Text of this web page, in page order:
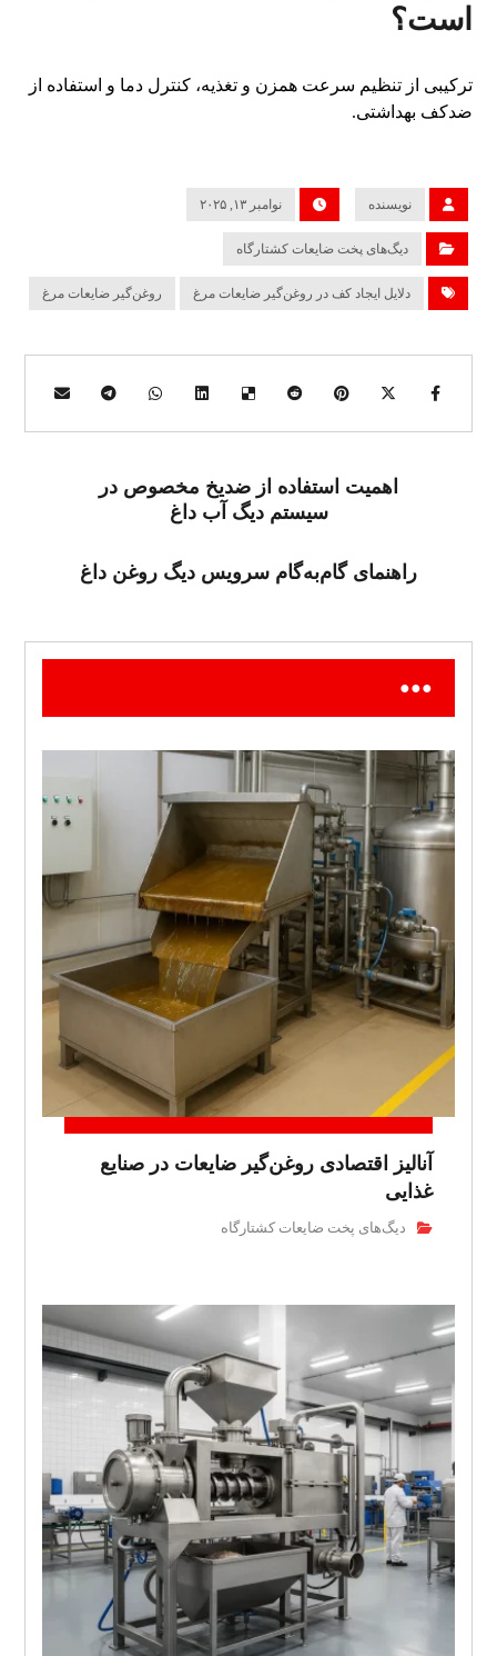
است؟
ترکیبی از تنظیم سرعت همزن و تغذیه، کنترل دما و استفاده از
ضدکف بهداشتی.
نویسنده نوامبر ۱۳, ۲۰۲۵
دیگ‌های پخت ضایعات کشتارگاه
دلایل ایجاد کف در روغن‌گیر ضایعات مرغ روغن‌گیر ضایعات مرغ
اهمیت استفاده از ضدیخ مخصوص در
سیستم دیگ آب داغ
راهنمای گام‌به‌گام سرویس دیگ روغن داغ
●●●
آنالیز اقتصادی روغن‌گیر ضایعات در صنایع
غذایی
دیگ‌های پخت ضایعات کشتارگاه